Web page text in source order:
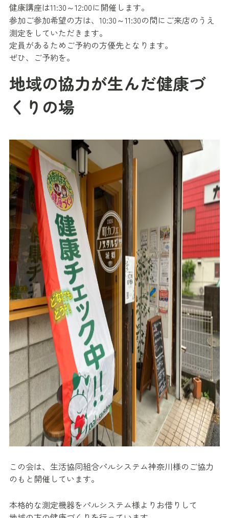
健康講座は11:30～12:00に開催します。
参加ご参加希望の方は、10:30～11:30の間にご来店のうえ
測定をしていただきます。
定員があるためご予約の方優先となります。
ぜひ、ご予約を。
地域の協力が生んだ健康づ
くりの場
この会は、生活協同組合パルシステム神奈川様のご協力
のもと開催しています。
本格的な測定機器をパルシステム様よりお借りして